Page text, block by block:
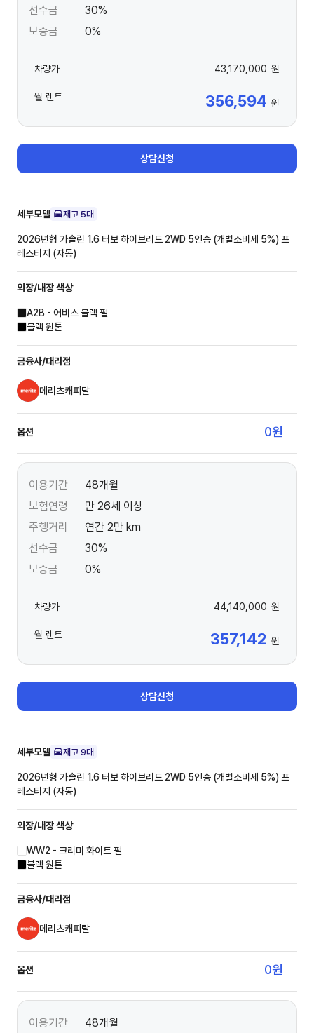
선수금
30%
보증금
0%
차량가 43,170,000 원
월 렌트 356,594 원
상담신청
세부모델 재고 5대
2026년형 가솔린 1.6 터보 하이브리드 2WD 5인승 (개별소비세 5%) 프
레스티지 (자동)
외장/내장색상
A2B - 어비스 블랙 펄
블랙 원톤
금융사/대리점
메리츠캐피탈
옵션 0원
이용기간
48개월
보험연령
만 26세 이상
주행거리
연간 2만 km
선수금
30%
보증금
0%
차량가 44,140,000 원
월 렌트 357,142 원
상담신청
세부모델 재고 9대
2026년형 가솔린 1.6 터보 하이브리드 2WD 5인승 (개별소비세 5%) 프
레스티지 (자동)
외장/내장색상
WW2 - 크리미 화이트 펄
블랙 원톤
금융사/대리점
메리츠캐피탈
옵션 0원
이용기간
48개월